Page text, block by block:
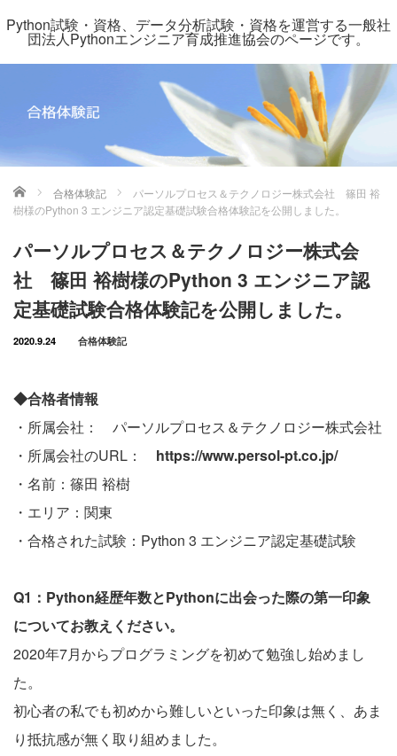
Python試験・資格、データ分析試験・資格を運営する一般社
団法人Pythonエンジニア育成推進協会のページです。
ホーム 合格体験記
パーソルプロセス＆テクノロジー株式会社 篠田 裕
樹様のPython 3 エンジニア認定基礎試験合格体験記を公開しました。
パーソルプロセス＆テクノロジー株式会
社 篠田 裕樹様のPython 3 エンジニア認
定基礎試験合格体験記を公開しました。
2020.9.24 合格体験記
◆合格者情報
・所属会社： パーソルプロセス＆テクノロジー株式会社
・所属会社のURL： https://www.persol-pt.co.jp/
・名前：篠田 裕樹
・エリア：関東
・合格された試験：Python 3 エンジニア認定基礎試験
Q1：Python経歴年数とPythonに出会った際の第一印象
についてお教えください。
2020年7月からプログラミングを初めて勉強し始めまし
た。
初心者の私でも初めから難しいといった印象は無く、あま
り抵抗感が無く取り組めました。